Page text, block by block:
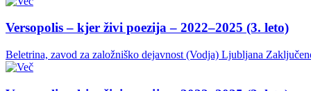
Versopolis – kjer živi poezija – 2022–2025 (3. leto)
Beletrina, zavod za založniško dejavnost (Vodja) Ljubljana